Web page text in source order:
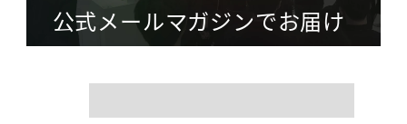
公式メールマガジンでお届け